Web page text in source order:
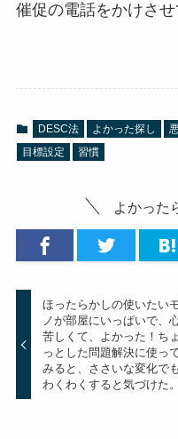
催促の電話をかけさ
DESC法 よかった探し
目標設定
習慣
よかった
ほったらかしの使いたい
ノが部屋にいっぱいで、
苦しくて、よかった！ちょ
っとした問題解決に使っ
みると、ささいな変化でも
わくわくすると気づけた。